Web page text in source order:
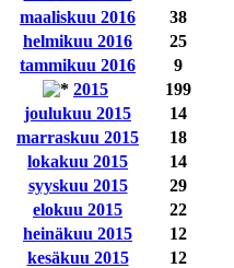
maaliskuu 2016
38
helmikuu 2016
25
tammikuu 2016
9
2015
199
joulukuu 2015
14
marraskuu 2015
18
lokakuu 2015
14
syyskuu 2015
29
elokuu 2015
22
heinäkuu 2015
12
kesäkuu 2015
12